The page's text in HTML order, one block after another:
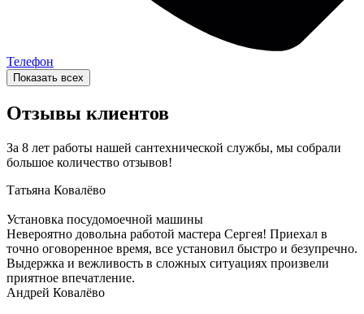
Телефон
Показать всех
Отзывы клиентов
За 8 лет работы нашей сантехнической службы, мы собрали
большое количество отзывов!
Татьяна Ковалёво
Установка посудомоечной машины
Невероятно довольна работой мастера Сергея! Приехал в
точно оговоренное время, все установил быстро и безупречно.
Выдержка и вежливость в сложных ситуациях произвели
приятное впечатление.
Андрей Ковалёво